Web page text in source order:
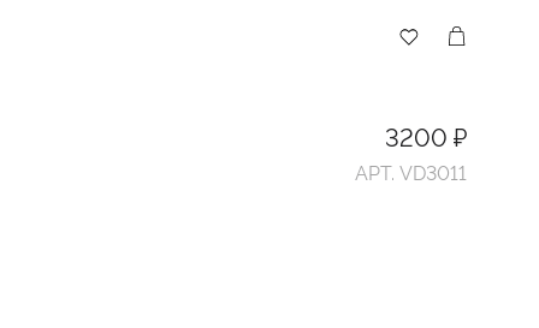
3200 ₽
АРТ. VD3011